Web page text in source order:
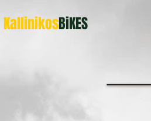
KallinikosBiKES